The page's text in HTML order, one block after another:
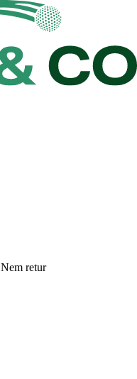
Nem retur